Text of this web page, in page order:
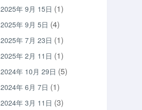
2025年 9月 15日 (1)
2025年 9月 5日 (4)
2025年 7月 23日 (1)
2025年 2月 11日 (1)
2024年 10月 29日 (5)
2024年 6月 7日 (1)
2024年 3月 11日 (3)